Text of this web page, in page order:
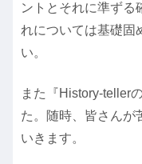
ントとそれに準ずる
れについては基礎固
い。
また『History-teller
た。随時、皆さんが
いきます。